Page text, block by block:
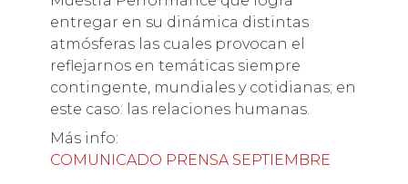
entregar en su dinámica distintas
atmósferas las cuales provocan el
reflejarnos en temáticas siempre
contingente, mundiales y cotidianas; en
este caso: las relaciones humanas.
Más info:
COMUNICADO PRENSA SEPTIEMBRE